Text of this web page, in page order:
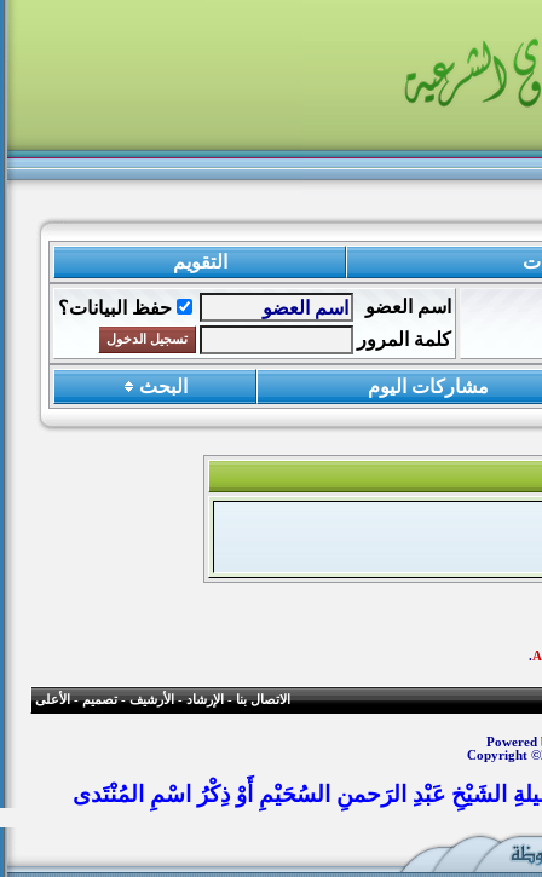
التقويم
اسم العضو
حفظ البيانات؟
كلمة المرور
مشاركات اليوم البحث
.
الاتصال بنا-الإرشاد-الأرشيف-تصميم-الأعلى
Powered
Copyright
الشَيْخِ عَبْدِ الرَحمنِ السُحَيْمِ أَوْ ذِكْرُ اسْمِ المُنْتَدى